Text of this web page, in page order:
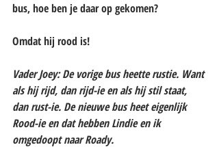
bus, hoe ben je daar op gekomen?
Omdat hij rood is!
Vader Joey: De vorige bus heette rustie. Want
als hij rijd, dan rijd-ie en als hij stil staat,
dan rust-ie. De nieuwe bus heet eigenlijk
Rood-ie en dat hebben Lindie en ik
omgedoopt naar Roady.